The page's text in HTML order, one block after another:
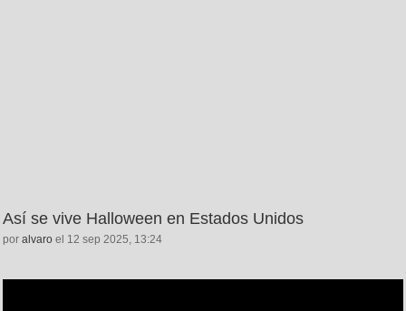
Así se vive Halloween en Estados Unidos
por alvaro el 12 sep 2025, 13:24